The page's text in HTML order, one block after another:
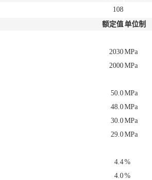
108
额定值单位制
2030MPa
2000MPa
50.0MPa
48.0MPa
30.0MPa
29.0MPa
4.4%
4.0%